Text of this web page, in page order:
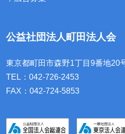
公益社団法人町田法人会
東京都町田市森野1丁目9番地20
TEL：042-726-2453
FAX：042-724-5853